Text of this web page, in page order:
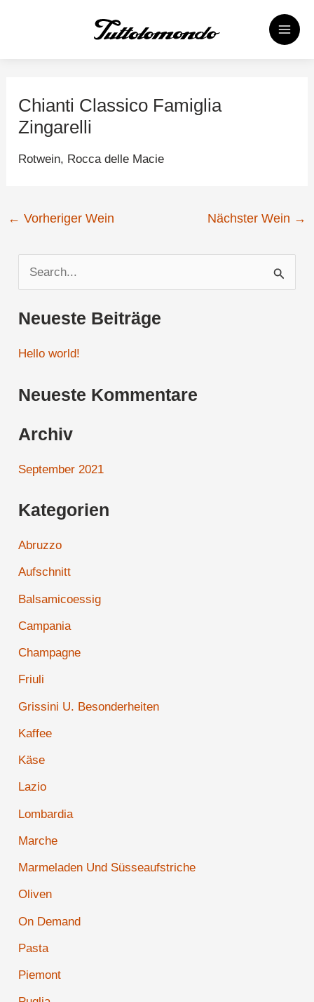
Chianti Classico Famiglia
Zingarelli
Rotwein, Rocca delle Macie
← Vorheriger Wein Nächster Wein →
c
h
n
a
c
:
Neueste Beiträge
Hello world!
Neueste Kommentare
Archiv
September 2021
Kategorien
Abruzzo
Aufschnitt
Balsamicoessig
Campania
Champagne
Friuli
Grissini U. Besonderheiten
Kaffee
Käse
Lazio
Lombardia
Marche
Marmeladen Und Süsseaufstriche
Oliven
On Demand
Pasta
Piemont